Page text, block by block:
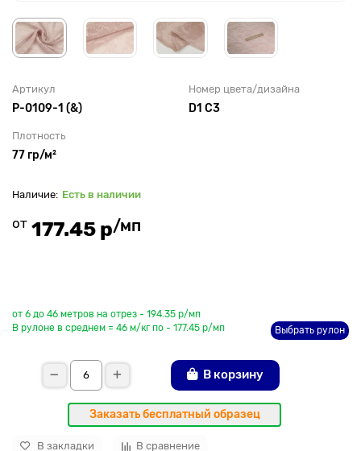
Артикул
P-0109-1 (&)
Номер цвета/дизайна
D1 C3
Плотность
77 гр/м²
Есть в наличии
от 177.45 р/мп
от 6 до 46 метров на отрез - 194.35 р/мп
В рулоне в среднем = 46 м/кг по - 177.45 р/мп
Выбрать рулон
В корзину
Заказать бесплатный образец
В закладки В сравнение